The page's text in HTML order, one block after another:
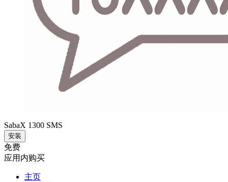
SabaX 1300 SMS
安装
免费
应用内购买
主页